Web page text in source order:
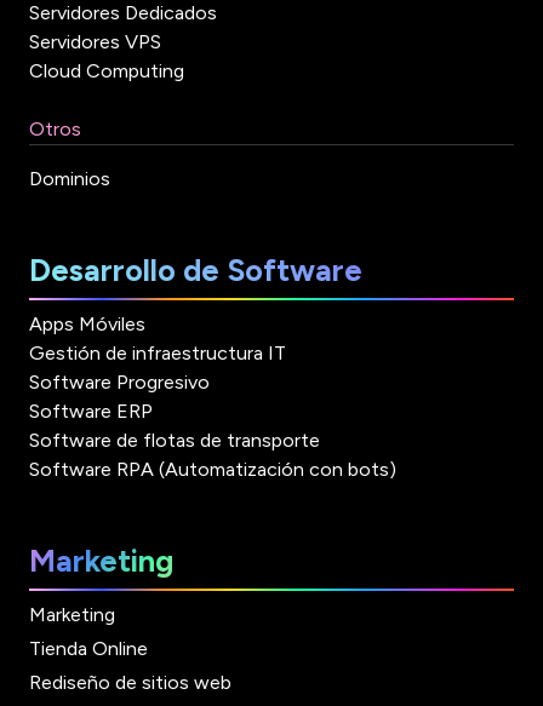
Servidores Dedicados
Servidores VPS
Cloud Computing
Otros
Dominios
Desarrollo de Software
Apps Móviles
Gestión de infraestructura IT
Software Progresivo
Software ERP
Software de flotas de transporte
Software RPA (Automatización con bots)
Marketing
Marketing
Tienda Online
Rediseño de sitios web